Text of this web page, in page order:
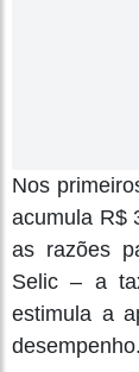
Nos
acumula R$
as razões
Selic – a
estimula a
desempenho.